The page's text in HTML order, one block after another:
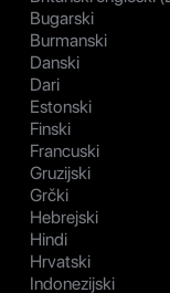
Bugarski
Burmanski
Danski
Dari
Estonski
Finski
Francuski
Gruzijski
Grčki
Hebrejski
Hindi
Hrvatski
Indonezijski